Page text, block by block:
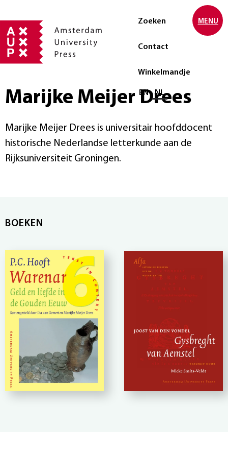
Zoeken
Contact
Winkelmandje
Selecteer taal
EN NL
MENU
Marijke Meijer Drees
Marijke Meijer Drees is universitair hoofddocent
historische Nederlandse letterkunde aan de
Rijksuniversiteit Groningen.
BOEKEN